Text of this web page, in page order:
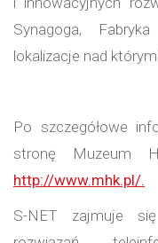
Synagoga,
lokalizacje nad
Po szczegółowe
stronę Muzeum
http://www.mhk.pl/.
S-NET zajmuje